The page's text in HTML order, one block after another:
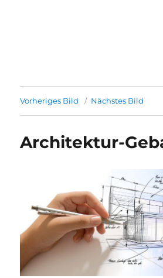
Vorheriges Bild Nächstes Bild
Architektur-